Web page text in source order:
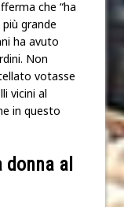
che “ha
grande
ha avuto
Non
votasse
vicini al
in questo
al